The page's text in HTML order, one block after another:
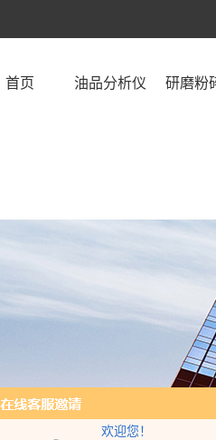
欢迎您！
首页 油品分析仪 研磨粉